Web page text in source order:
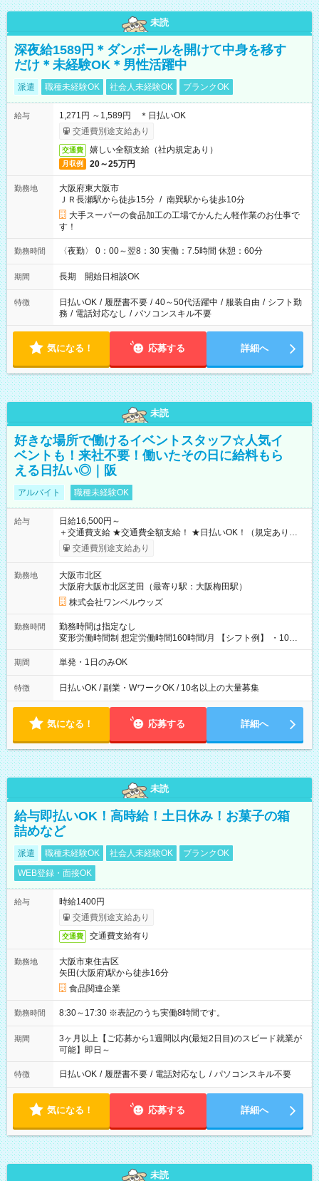
未読
深夜給1589円＊ダンボールを開けて中身を移す
だけ＊未経験OK＊男性活躍中
派遣 職種未経験OK 社会人未経験OK ブランクOK
給与
1,271円 ～1,589円 ＊日払いOK
交通費別途支給あり
交通費 嬉しい全額支給（社内規定あり）
月収例 20～25万円
勤務地
大阪府東大阪市
ＪＲ長瀬駅から徒歩15分 / 南巽駅から徒歩10分
大手スーパーの食品加工の工場でかんたん軽作業のお仕事で
す！
勤務時間 〈夜勤〉 0：00～翌8：30 実働：7.5時間 休憩：60分
期間 長期 開始日相談OK
特徴 日払いOK / 履歴書不要 / 40～50代活躍中 / 服装自由 / シフト勤
務 / 電話対応なし / パソコンスキル不要
気になる！ 応募する 詳細へ
未読
好きな場所で働けるイベントスタッフ☆人気イ
ベントも！来社不要！働いたその日に給料もら
える日払い◎｜阪
アルバイト 職種未経験OK
給与
日給16,500円～
＋交通費支給 ★交通費全額支給！ ★日払いOK！（規定あり） ┗
働いたその日に現金GET♪ お仕事後はコンビニATMから 日払
交通費別途支給あり
勤務地
大阪市北区
大阪府大阪市北区芝田（最寄り駅：大阪梅田駅）
株式会社ワンベルウッズ
勤務時間
勤務時間は指定なし
変形労働時間制 想定労働時間160時間/月 【シフト例】 ・10：
00～20：00
期間 単発・1日のみOK
特徴 日払いOK / 副業・WワークOK / 10名以上の大量募集
気になる！ 応募する 詳細へ
未読
給与即払いOK！高時給！土日休み！お菓子の箱
詰めなど
派遣 職種未経験OK 社会人未経験OK
ブランクOK
WEB登録・面接OK
給与
時給1400円
交通費別途支給あり
交通費 交通費支給有り
勤務地
大阪市東住吉区
矢田(大阪府)駅から徒歩16分
食品関連企業
勤務時間 8:30～17:30 ※表記のうち実働8時間です。
期間
3ヶ月以上【ご応募から1週間以内(最短2日目)のスピード就業が
可能】即日～
特徴 日払いOK / 履歴書不要 / 電話対応なし / パソコンスキル不要
気になる！ 応募する 詳細へ
未読